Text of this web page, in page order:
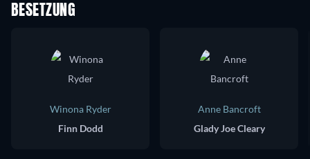
BESETZUNG
Winona Ryder
Finn Dodd
Anne Bancroft
Glady Joe Cleary